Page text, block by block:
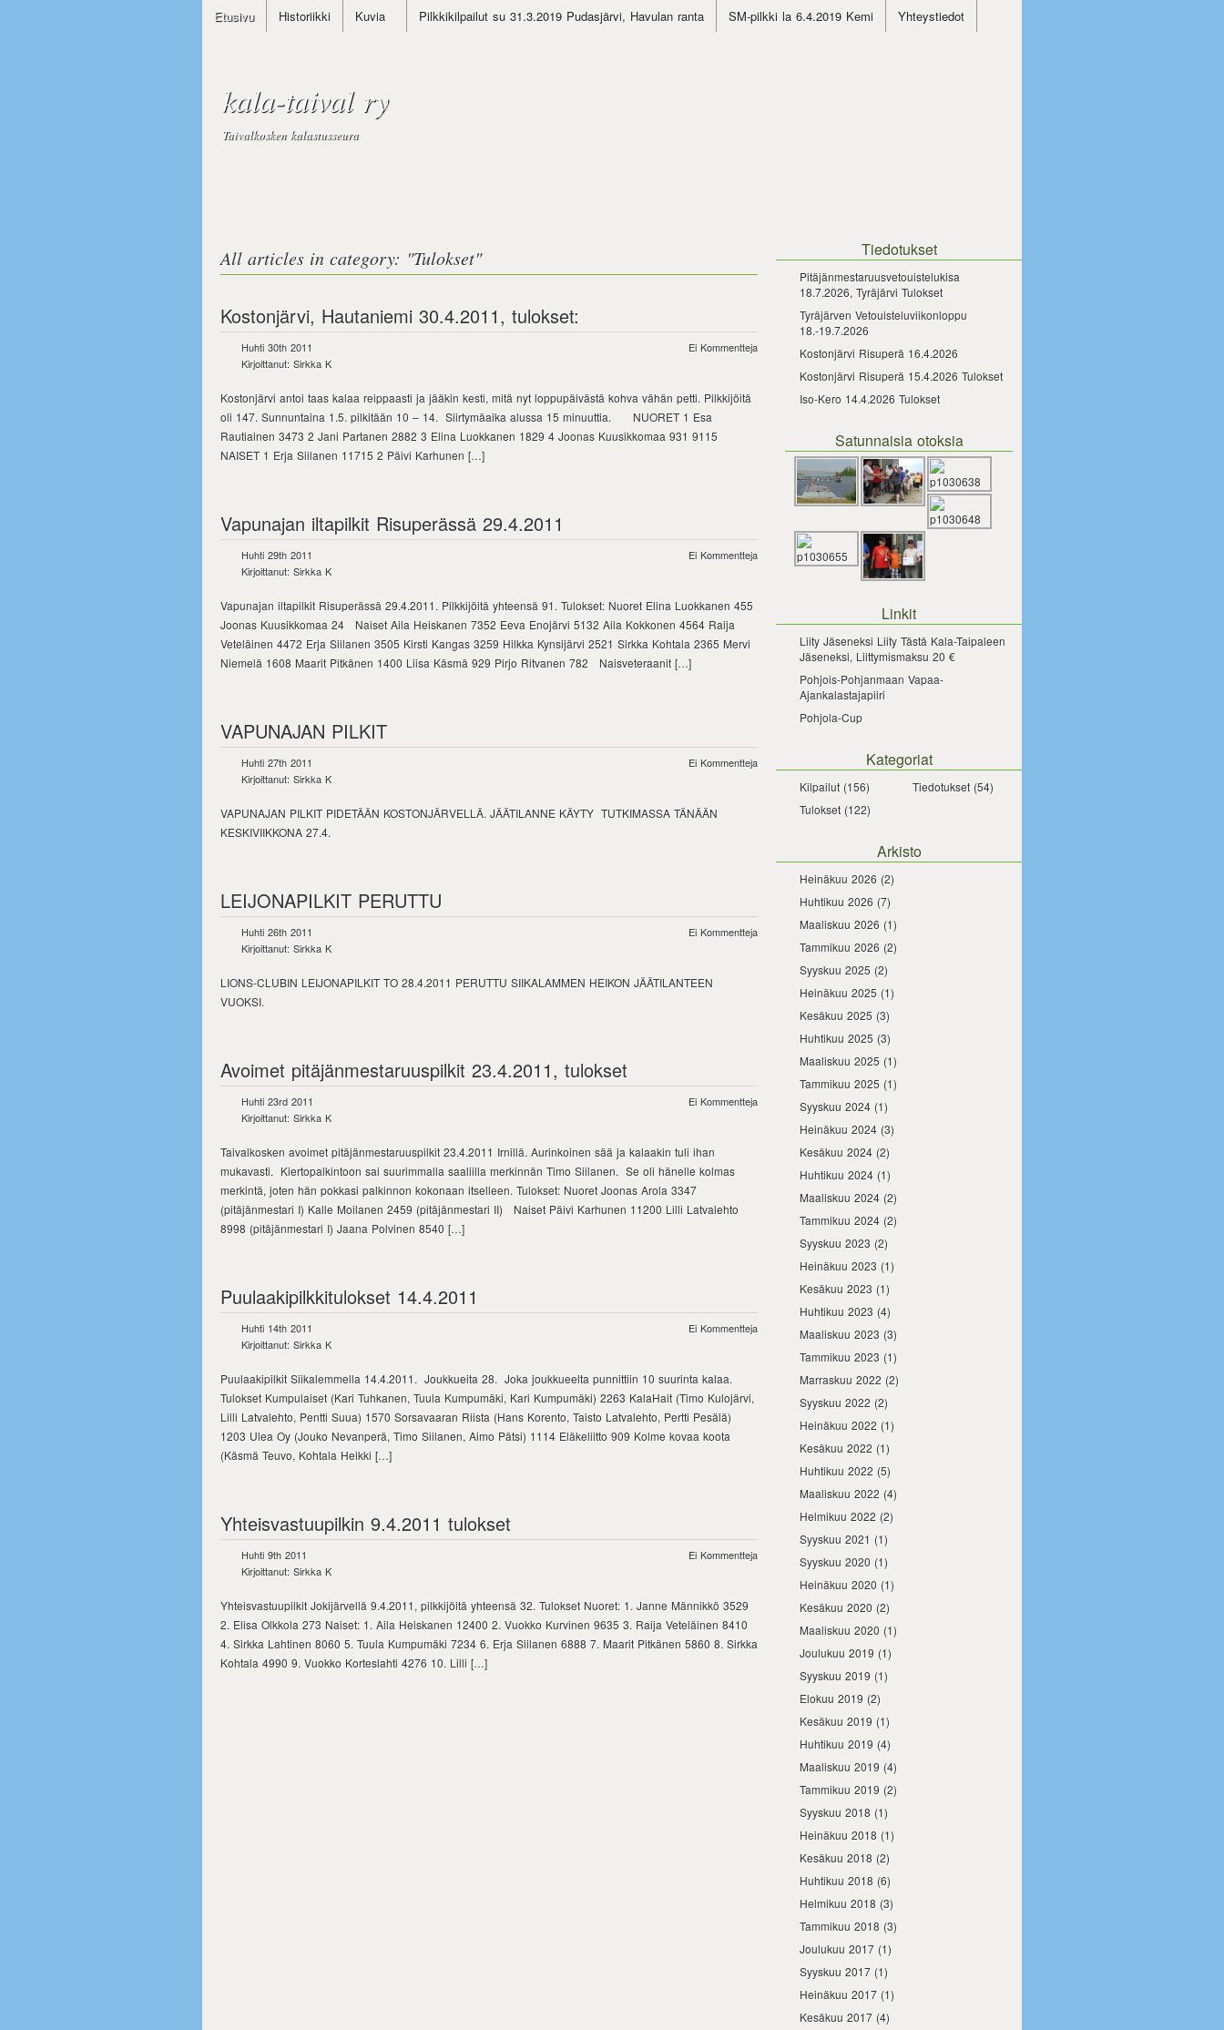
Etusivu Historiikki Kuvia Pilkkikilpailut su 31.3.2019 Pudasjärvi, Havulan ranta SM-pilkki la 6.4.2019 Kemi Yhteystiedot
kala-taival ry
Taivalkosken kalastusseura
All articles in category: "Tulokset"
Kostonjärvi, Hautaniemi 30.4.2011, tulokset:
Huhti 30th 2011
Kirjoittanut: Sirkka K
Ei Kommentteja
Kostonjärvi antoi taas kalaa reippaasti ja jääkin kesti, mitä nyt loppupäivästä kohva vähän petti. Pilkkijöitä
oli 147. Sunnuntaina 1.5. pilkitään 10 – 14. Siirtymäaika alussa 15 minuuttia. NUORET 1 Esa
Rautiainen 3473 2 Jani Partanen 2882 3 Elina Luokkanen 1829 4 Joonas Kuusikkomaa 931 9115
NAISET 1 Erja Siilanen 11715 2 Päivi Karhunen […]
Vapunajan iltapilkit Risuperässä 29.4.2011
Huhti 29th 2011
Kirjoittanut: Sirkka K
Ei Kommentteja
Vapunajan iltapilkit Risuperässä 29.4.2011. Pilkkijöitä yhteensä 91. Tulokset: Nuoret Elina Luokkanen 455
Joonas Kuusikkomaa 24 Naiset Aila Heiskanen 7352 Eeva Enojärvi 5132 Aila Kokkonen 4564 Raija
Veteläinen 4472 Erja Siilanen 3505 Kirsti Kangas 3259 Hilkka Kynsijärvi 2521 Sirkka Kohtala 2365 Mervi
Niemelä 1608 Maarit Pitkänen 1400 Liisa Käsmä 929 Pirjo Ritvanen 782 Naisveteraanit […]
VAPUNAJAN PILKIT
Huhti 27th 2011
Kirjoittanut: Sirkka K
Ei Kommentteja
VAPUNAJAN PILKIT PIDETÄÄN KOSTONJÄRVELLÄ. JÄÄTILANNE KÄYTY TUTKIMASSA TÄNÄÄN
KESKIVIIKKONA 27.4.
LEIJONAPILKIT PERUTTU
Huhti 26th 2011
Kirjoittanut: Sirkka K
Ei Kommentteja
LIONS-CLUBIN LEIJONAPILKIT TO 28.4.2011 PERUTTU SIIKALAMMEN HEIKON JÄÄTILANTEEN
VUOKSI.
Avoimet pitäjänmestaruuspilkit 23.4.2011, tulokset
Huhti 23rd 2011
Kirjoittanut: Sirkka K
Ei Kommentteja
Taivalkosken avoimet pitäjänmestaruuspilkit 23.4.2011 Irnillä. Aurinkoinen sää ja kalaakin tuli ihan
mukavasti. Kiertopalkintoon sai suurimmalla saaliilla merkinnän Timo Siilanen. Se oli hänelle kolmas
merkintä, joten hän pokkasi palkinnon kokonaan itselleen. Tulokset: Nuoret Joonas Arola 3347
(pitäjänmestari I) Kalle Moilanen 2459 (pitäjänmestari II) Naiset Päivi Karhunen 11200 Lilli Latvalehto
8998 (pitäjänmestari I) Jaana Polvinen 8540 […]
Puulaakipilkkitulokset 14.4.2011
Huhti 14th 2011
Kirjoittanut: Sirkka K
Ei Kommentteja
Puulaakipilkit Siikalemmella 14.4.2011. Joukkueita 28. Joka joukkueelta punnittiin 10 suurinta kalaa.
Tulokset Kumpulaiset (Kari Tuhkanen, Tuula Kumpumäki, Kari Kumpumäki) 2263 KalaHait (Timo Kulojärvi,
Lilli Latvalehto, Pentti Suua) 1570 Sorsavaaran Riista (Hans Korento, Taisto Latvalehto, Pertti Pesälä)
1203 Ulea Oy (Jouko Nevanperä, Timo Siilanen, Aimo Pätsi) 1114 Eläkeliitto 909 Kolme kovaa koota
(Käsmä Teuvo, Kohtala Heikki […]
Yhteisvastuupilkin 9.4.2011 tulokset
Huhti 9th 2011
Kirjoittanut: Sirkka K
Ei Kommentteja
Yhteisvastuupilkit Jokijärvellä 9.4.2011, pilkkijöitä yhteensä 32. Tulokset Nuoret: 1. Janne Männikkö 3529
2. Elisa Olkkola 273 Naiset: 1. Aila Heiskanen 12400 2. Vuokko Kurvinen 9635 3. Raija Veteläinen 8410
4. Sirkka Lahtinen 8060 5. Tuula Kumpumäki 7234 6. Erja Siilanen 6888 7. Maarit Pitkänen 5860 8. Sirkka
Kohtala 4990 9. Vuokko Korteslahti 4276 10. Lilli […]
Tiedotukset
Pitäjänmestaruusvetouistelukisa
18.7.2026, Tyräjärvi Tulokset
Tyräjärven Vetouisteluviikonloppu
18.-19.7.2026
Kostonjärvi Risuperä 16.4.2026
Kostonjärvi Risuperä 15.4.2026 Tulokset
Iso-Kero 14.4.2026 Tulokset
Satunnaisia otoksia
Linkit
Liity Jäseneksi Liity Tästä Kala-Taipaleen
Jäseneksi, Liittymismaksu 20 €
Pohjois-Pohjanmaan Vapaa-
Ajankalastajapiiri
Pohjola-Cup
Kategoriat
Kilpailut (156) Tiedotukset(54)
Tulokset (122)
Arkisto
Heinäkuu 2026 (2)
Huhtikuu 2026 (7)
Maaliskuu 2026 (1)
Tammikuu 2026 (2)
Syyskuu 2025 (2)
Heinäkuu 2025 (1)
Kesäkuu 2025 (3)
Huhtikuu 2025 (3)
Maaliskuu 2025 (1)
Tammikuu 2025 (1)
Syyskuu 2024 (1)
Heinäkuu 2024 (3)
Kesäkuu 2024 (2)
Huhtikuu 2024 (1)
Maaliskuu 2024 (2)
Tammikuu 2024 (2)
Syyskuu 2023 (2)
Heinäkuu 2023 (1)
Kesäkuu 2023 (1)
Huhtikuu 2023 (4)
Maaliskuu 2023 (3)
Tammikuu 2023 (1)
Marraskuu 2022 (2)
Syyskuu 2022 (2)
Heinäkuu 2022 (1)
Kesäkuu 2022 (1)
Huhtikuu 2022 (5)
Maaliskuu 2022 (4)
Helmikuu 2022 (2)
Syyskuu 2021 (1)
Syyskuu 2020 (1)
Heinäkuu 2020 (1)
Kesäkuu 2020 (2)
Maaliskuu 2020 (1)
Joulukuu 2019 (1)
Syyskuu 2019 (1)
Elokuu 2019 (2)
Kesäkuu 2019 (1)
Huhtikuu 2019 (4)
Maaliskuu 2019 (4)
Tammikuu 2019 (2)
Syyskuu 2018 (1)
Heinäkuu 2018 (1)
Kesäkuu 2018 (2)
Huhtikuu 2018 (6)
Helmikuu 2018 (3)
Tammikuu 2018 (3)
Joulukuu 2017 (1)
Syyskuu 2017 (1)
Heinäkuu 2017 (1)
Kesäkuu 2017 (4)